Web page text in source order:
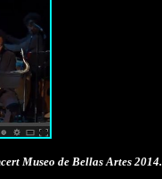
Museo de Bellas Artes 2014.